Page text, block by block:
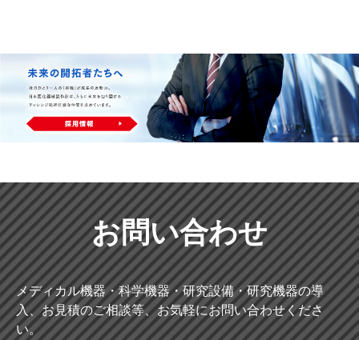
お問い合わせ
メディカル機器・科学機器・研究設備・研究機器の導
入、お見積のご相談等、お気軽にお問い合わせくださ
い。